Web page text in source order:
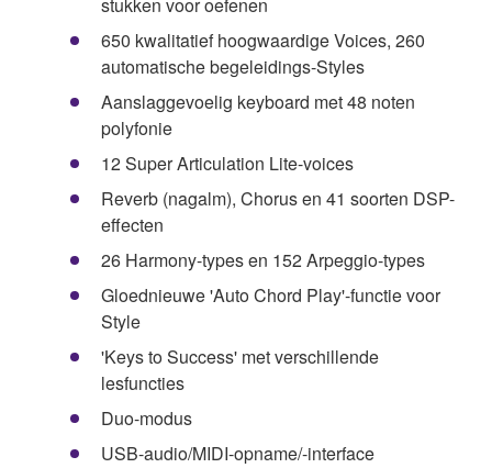
650 kwalitatief hoogwaardige Voices, 260
automatische begeleidings-Styles
Aanslaggevoelig keyboard met 48 noten
polyfonie
12 Super Articulation Lite-voices
Reverb (nagalm), Chorus en 41 soorten DSP-
effecten
26 Harmony-types en 152 Arpeggio-types
Gloednieuwe 'Auto Chord Play'-functie voor
Style
'Keys to Success' met verschillende
lesfuncties
Duo-modus
USB-audio/MIDI-opname/-interface